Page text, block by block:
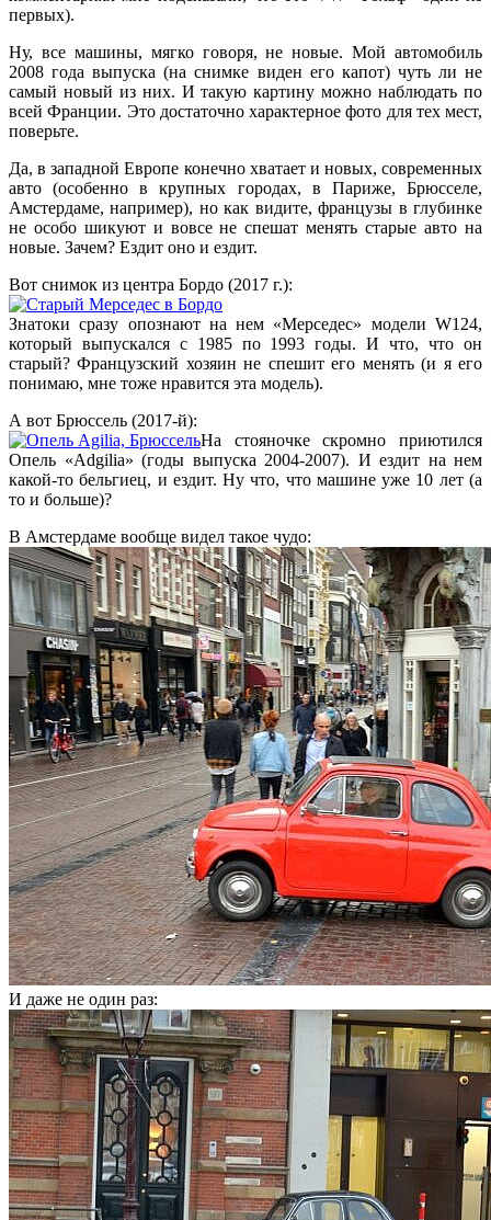
первых).
Ну, все машины, мягко говоря, не новые. Мой автомобиль
2008 года выпуска (на снимке виден его капот) чуть ли не
самый новый из них. И такую картину можно наблюдать по
всей Франции. Это достаточно характерное фото для тех мест,
поверьте.
Да, в западной Европе конечно хватает и новых, современных
авто (особенно в крупных городах, в Париже, Брюсселе,
Амстердаме, например), но как видите, французы в глубинке
не особо шикуют и вовсе не спешат менять старые авто на
новые. Зачем? Ездит оно и ездит.
Вот снимок из центра Бордо (2017 г.):
Знатоки сразу опознают на нем «Мерседес» модели W124,
который выпускался с 1985 по 1993 годы. И что, что он
старый? Французский хозяин не спешит его менять (и я его
понимаю, мне тоже нравится эта модель).
А вот Брюссель (2017-й):
На стояночке скромно приютился
Опель «Adgilia» (годы выпуска 2004-2007). И ездит на нем
какой-то бельгиец, и ездит. Ну что, что машине уже 10 лет (а
то и больше)?
В Амстердаме вообще видел такое чудо:
И даже не один раз: